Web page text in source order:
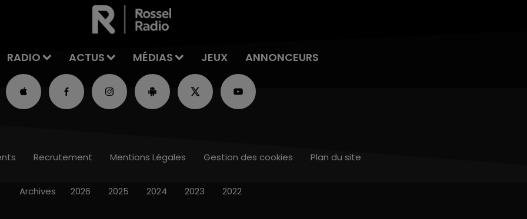
RADIO ACTUS MÉDIAS JEUX ANNONCEURS
Recrutement Mentions Légales Gestion des cookies Plan du site
Archives 2026 2025 2024 2023 2022